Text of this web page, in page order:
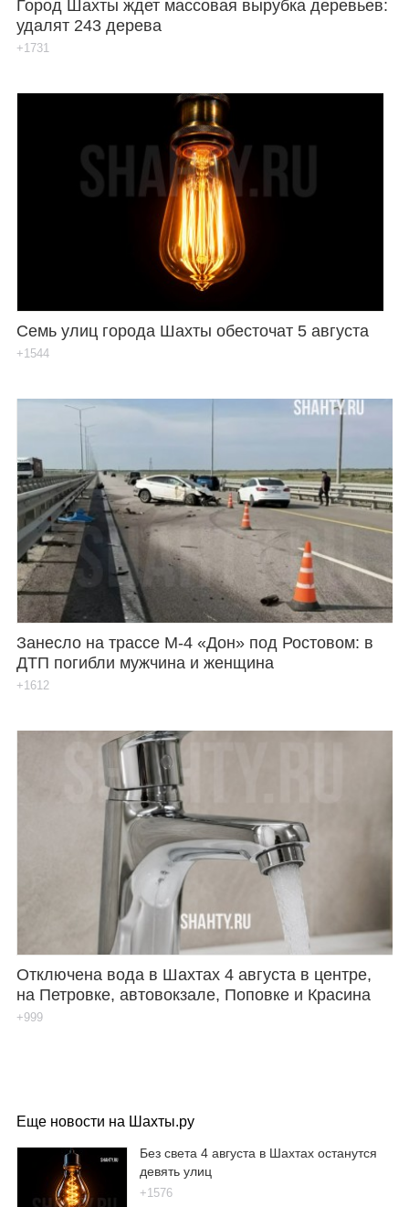
Город Шахты ждет массовая вырубка деревьев:
удалят 243 дерева
+1731
Семь улиц города Шахты обесточат 5 августа
+1544
Занесло на трассе М-4 «Дон» под Ростовом: в
ДТП погибли мужчина и женщина
+1612
Отключена вода в Шахтах 4 августа в центре,
на Петровке, автовокзале, Поповке и Красина
+999
Еще новости на Шахты.ру
Без света 4 августа в Шахтах останутся
девять улиц
+1576